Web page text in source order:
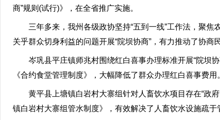
商”规则(试行)》，在全省推广实施。
三年多来，我州各级政协坚持“五到一线”工作法，聚焦
关乎群众切身利益的问题开展“院坝协商”，有力推动了协
岑巩县平庄镇师兆村围绕红白喜事办理标准开展“院坝协
《合约食堂管理制度》，大幅降低了群众办理红白喜事费用
黄平县上塘镇白岩村大寨组针对人畜饮水项目存在“政府
镇白岩村大寨组管水制度》，有效解决了人畜饮水设施疏于